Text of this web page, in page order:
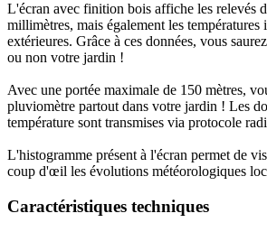
L'écran avec finition bois affiche les relevés
millimètres, mais également les températures
extérieures. Grâce à ces données, vous
ou non votre jardin !
Avec une portée maximale de 150 mètres,
pluviomètre partout dans votre jardin ! Les
température sont transmises via protocole
L'histogramme présent à l'écran permet de
coup d'œil les évolutions météorologiques
Caractéristiques techniques